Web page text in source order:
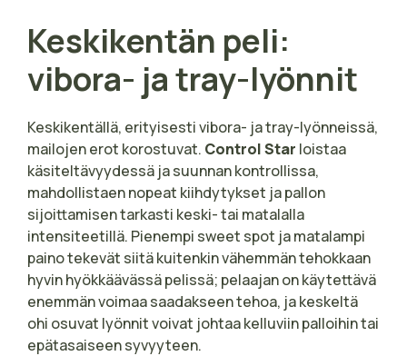
Keskikentän peli:
vibora- ja tray-lyönnit
Keskikentällä, erityisesti vibora- ja tray-lyönneissä,
mailojen erot korostuvat. Control Star loistaa
käsiteltävyydessä ja suunnan kontrollissa,
mahdollistaen nopeat kiihdytykset ja pallon
sijoittamisen tarkasti keski- tai matalalla
intensiteetillä. Pienempi sweet spot ja matalampi
paino tekevät siitä kuitenkin vähemmän tehokkaan
hyvin hyökkäävässä pelissä; pelaajan on käytettävä
enemmän voimaa saadakseen tehoa, ja keskeltä
ohi osuvat lyönnit voivat johtaa kelluviin palloihin tai
epätasaiseen syvyyteen.